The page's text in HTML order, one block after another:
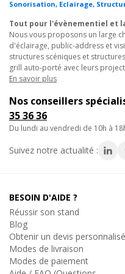
• Ecartement réglables pour
Sonorisation, Eclairage,
Tout pour l'évènementiel et
Nous vous proposons un large
d'éclairage, public-address et
structures scéniques et
grill auto-porté avec leurs
En savoir plus
Nos conseillers
35 36 36
du lundi au vendredi de 10h à
Suivez notre actualité :
BESOIN D'AIDE ?
Réussir son stand
Blog
Obtenir un devis personnalisé
Modes de livraison
Modes de paiement